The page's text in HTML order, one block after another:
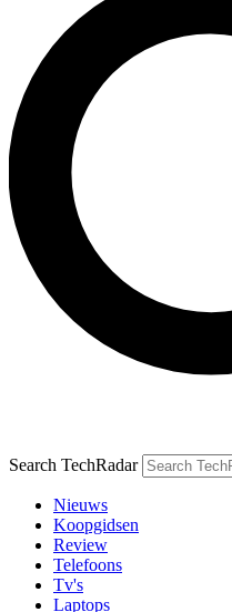
Search TechRadar
Nieuws
Koopgidsen
Review
Telefoons
Tv's
Laptops